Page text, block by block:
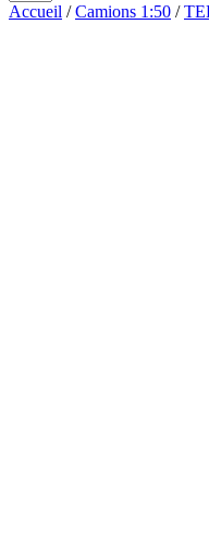
Accueil /Camions 1:50 /